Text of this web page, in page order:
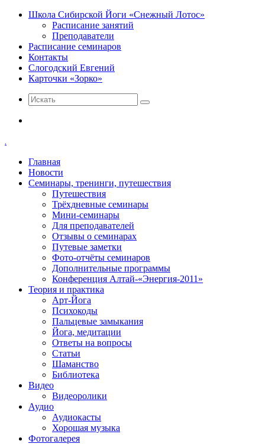
Школа Сибирской Йоги «Снежный Лотос»
Расписание занятий
Преподаватели
Расписание семинаров
Контакты
Слогодский Евгений
Карточки «Зорко»
Искать
.
Главная
Новости
Семинары, тренинги, путешествия
Путешествия
Трёхдневные семинары
Мини-семинары
Для преподавателей
Отзывы о семинарах
Путевые заметки
Фото-отчёты семинаров
Дополнительные программы
Конференция Алтай-«Энергия-2011»
Теория и практика
Арт-Йога
Психокоды
Пальцевые замыкания
Йога, медитации
Ответы на вопросы
Статьи
Шаманство
Библиотека
Видео
Видеоролики
Аудио
Аудиокасты
Хорошая музыка
Фотогалерея